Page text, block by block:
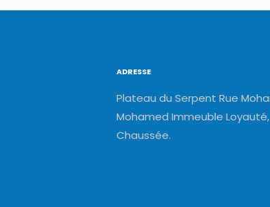
ADRESSE
Plateau du Serpent Rue
Mohamed Immeuble
Chaussée.